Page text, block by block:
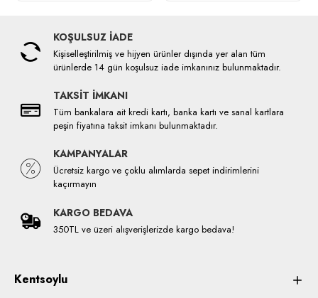
KOŞULSUZ İADE
Kişiselleştirilmiş ve hijyen ürünler dışında yer alan tüm
ürünlerde 14 gün koşulsuz iade imkanınız bulunmaktadır.
TAKSİT İMKANI
Tüm bankalara ait kredi kartı, banka kartı ve sanal kartlara
peşin fiyatına taksit imkanı bulunmaktadır.
KAMPANYALAR
Ücretsiz kargo ve çoklu alımlarda sepet indirimlerini
kaçırmayın
KARGO BEDAVA
350TL ve üzeri alışverişlerizde kargo bedava!
Kentsoylu